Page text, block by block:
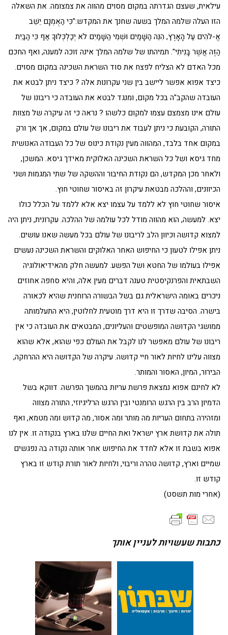
עילאית, שעצם הגדרתה במקום מסוים מהווה את צמצומה. את השאלה
הזו העלה שלמה המלך בשעה שחנך את המקדש:"כִּי הַאֻמְנָם יֵשֵׁב
אֱ-לֹהִים עַל הָאָרֶץ, הִנֵּה הַשָּׁמַיִם וּשְׁמֵי הַשָּׁמַיִם לֹא יְכַלְכְּלוּךָ אַף כִּי הַבַּיִת
הַזֶּה אֲשֶׁר בָּנִיתִי". תמיהתו של שלמה המלך אינה זוכה למענה, ואף החכם
מכל האדם לא הצליח לפצח את סוד השראת השכינה במקום מסוים.
כיצד אפוא אפשר ליישב בין שני עקרונות אלה ? כיצד ניתן לבטא את
העובדה שהקב"ה בכל מקום, ומנגד לבטא את העובדה כי ריבונו של
עולם אינו מצמצם עצמו למקום כלשהו ? נראה כי זה עיקרה של מצוות
התורה, הקובעת כי ניתן לעבוד את ריבונו של עולם במקום, אך אך ורק
במקום אחד בלבד, המהווה מעין נקודת כינוס של כל העבודה האנושית
מחד גיסא ושל כל השראת השכינה האלוקית מאידך גיסא. המשכן,
ולאחר מכן המקדש, הם נקודת החיבור וההשקה של שתי המגמות ושני
הכיוונים, וההלכה מבטאת עיקרון זה באיסור שחוטי חוץ.
איסור שחוטי חוץ לא ללמד על עצמו יצא אלא ללמד על הכלל כולו
יצא. למעשה, הוא מהווה מודל לכל עולמה של ההלכה. עקרונית, ניתן היה
למצוא קדושה וכיוון הלב לריבונו של עולם בכל מעשה שאנו עושים.
ניתן אפילו לטעון כי החיפוש האחר האלוקים והשראת השכינה נעשים
אפילו בעולמו של החטא ושל הפשע. למעשה חלק מהאידיאולוגיה
השבתאית והפרנקיסטית טענה דברים מעין אלה, והיא סחפה אחוזים
ניכרים באומה הישראלית גם בשל הבשורה הרוחנית שהיא לכאורה
בישרה. הסיבה שדרך זו היא דרך מוטעית לחלוטין, היא התעלמותה
ממושגי הקדושה המופשטים והעליונים, המבטאים את העובדה כי אין
ריבונו של עולם מאפשר לנו לקבל את העולם כפי שהוא, אלא שהוא
מצווה עלינו לחיות לאור חיי קדושה. עיקרה של הקדושה היא ההרחקה,
הבירור, המיון, האסור והמותר.
לא לחינם אפוא נמצאת פרשת עריות בהמשך הפרשה. דווקא בשל
הדמיון הרב בין הרגש הרומנטי ובין הרגש הרליגיוזי, התורה מצווה
ומזהירה בתחום העריות מה מותר ומה אסור, מה קדוש ומה מטמא, ואף
תולה את קדושת ארץ ישראל ואת החיים שלנו בארץ בנקודה זו. אין לנו
אפוא בשבת זו אלא לחדד את החיפוש אחר אותה נקודה בה נפגשים
שמיים וארץ, קדושה טהרה וריבוי, ולחיות לאור תורת קודש זו בארץ
קודש זו.
(אחרי מות תשסט)
כתבות שעשויות לעניין אותך